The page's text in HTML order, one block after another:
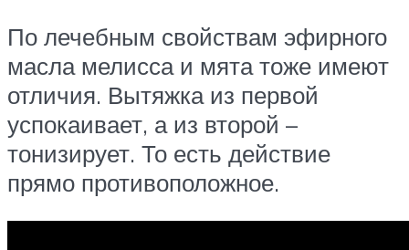
По лечебным свойствам эфирного
масла мелисса и мята тоже имеют
отличия. Вытяжка из первой
успокаивает, а из второй –
тонизирует. То есть действие
прямо противоположное.